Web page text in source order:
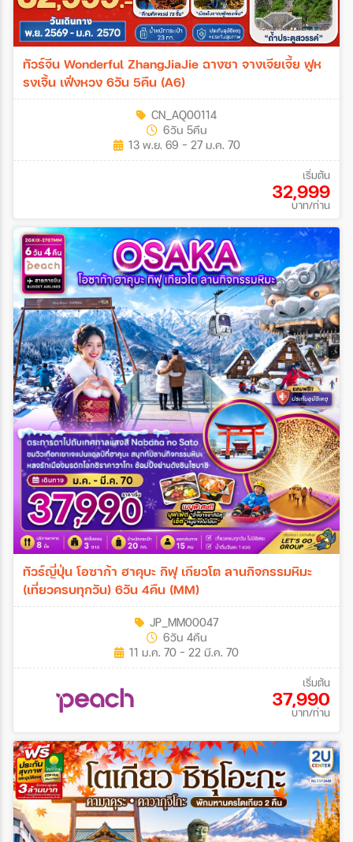
ทัวร์จีน Wonderful ZhangJiaJie ฉางซา จางเจียเจี้ย ฟูห
รงเจิ้น เฟิ่งหวง 6วัน 5คืน (A6)
CN_AQ00114
6วัน 5คืน
13 พ.ย. 69 - 27 ม.ค. 70
เริ่มต้น
32,999
บาท/ท่าน
ทัวร์ญี่ปุ่น โอซาก้า ฮาคุบะ กิฟุ เกียวโต ลานกิจกรรมหิมะ
(เที่ยวครบทุกวัน) 6วัน 4คืน (MM)
JP_MM00047
6วัน 4คืน
11 ม.ค. 70 - 22 มี.ค. 70
เริ่มต้น
37,990
บาท/ท่าน